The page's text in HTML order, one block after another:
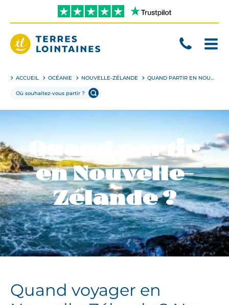
directement
contenu
ACCUEIL OCÉANIE NOUVELLE-ZÉLANDE QUAND PARTIR EN NOUVELLE-ZÉLANDE ?
Quand partir
en Nouvelle-
Zélande ?
Quand voyager en